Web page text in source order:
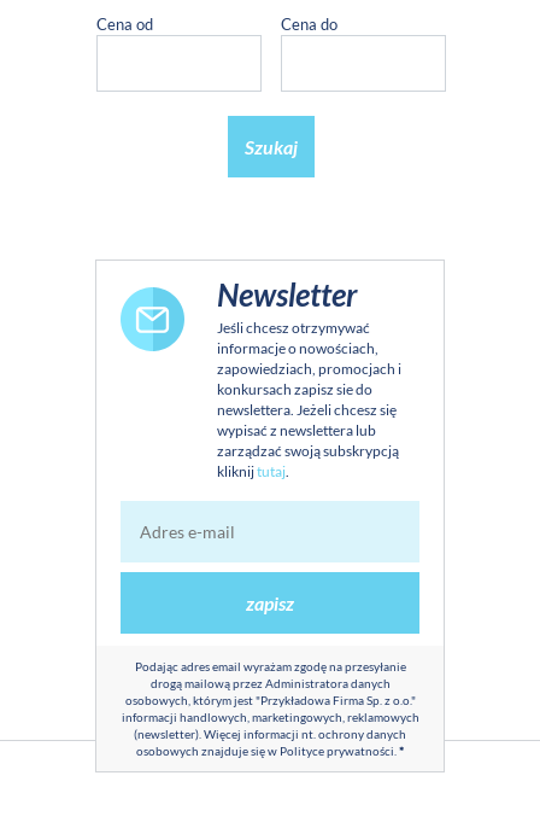
Cena od Cena do
Szukaj
Newsletter
Jeśli chcesz otrzymywać
informacje o nowościach,
zapowiedziach, promocjach i
konkursach zapisz sie do
newslettera. Jeżeli chcesz się
wypisać z newslettera lub
zarządzać swoją subskrypcją
kliknijtutaj.
zapisz
Podając adres email wyrażam zgodę na przesyłanie
drogą mailową przez Administratora danych
osobowych, którym jest "Przykładowa Firma Sp. z o.o."
informacji handlowych, marketingowych, reklamowych
(newsletter). Więcej informacji nt. ochrony danych
osobowych znajduje się w Polityce prywatności *